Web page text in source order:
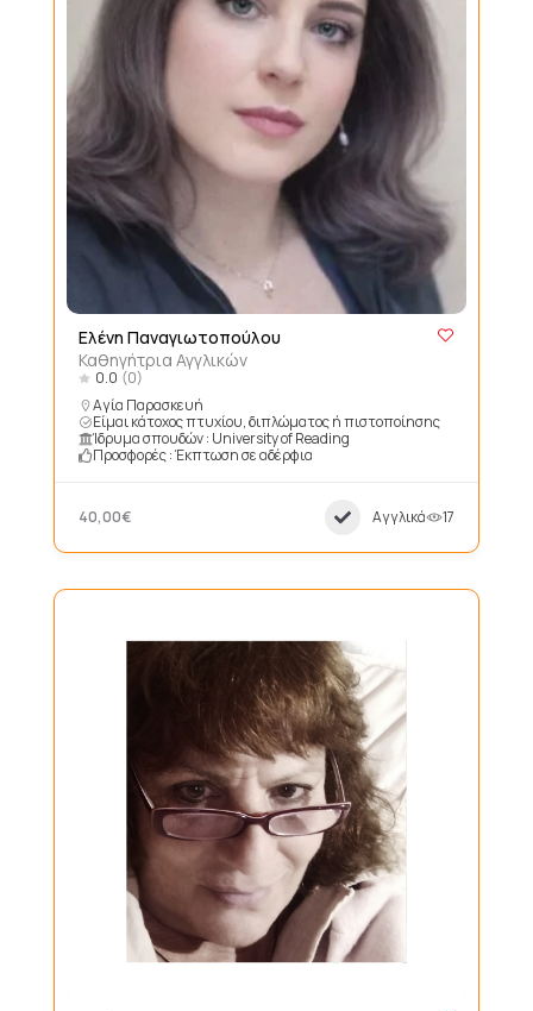
Ελένη Παναγιωτοπούλου
Καθηγήτρια Αγγλικών
0.0 (0)
Αγία Παρασκευή
Είμαι κάτοχος πτυχίου, διπλώματος ή πιστοποίησης
Ίδρυμα σπουδών : University of Reading
Προσφορές : Έκπτωση σε αδέρφια
40,00€ Αγγλικά 17